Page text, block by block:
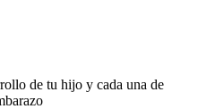
de tu hijo y cada una de